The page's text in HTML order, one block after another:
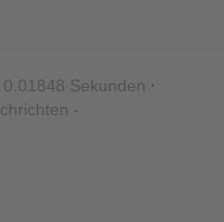
Sekunden ·
-